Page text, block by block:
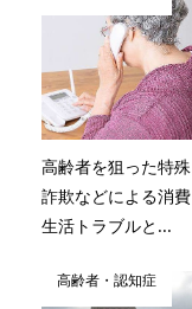
高齢者を狙った特殊
詐欺などによる消費
生活トラブルと...
高齢者・認知症